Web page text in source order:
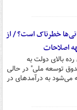
خطرناک است؟ / از
اصلاحات
بالای دولت به
توسعه ملی" در حالی
می‌شود به درآمدهای در